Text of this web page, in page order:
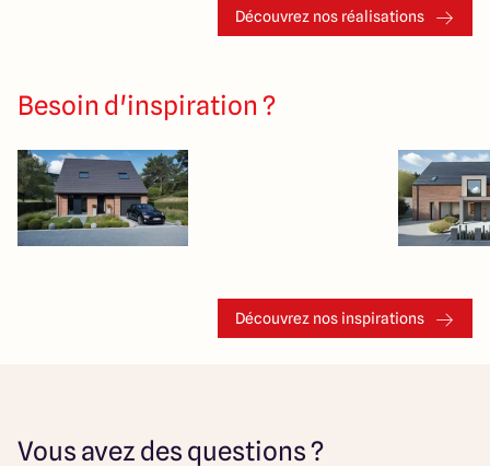
Découvrez nos réalisations
Besoin d'inspiration ?
Découvrez nos inspirations
Vous avez des questions ?